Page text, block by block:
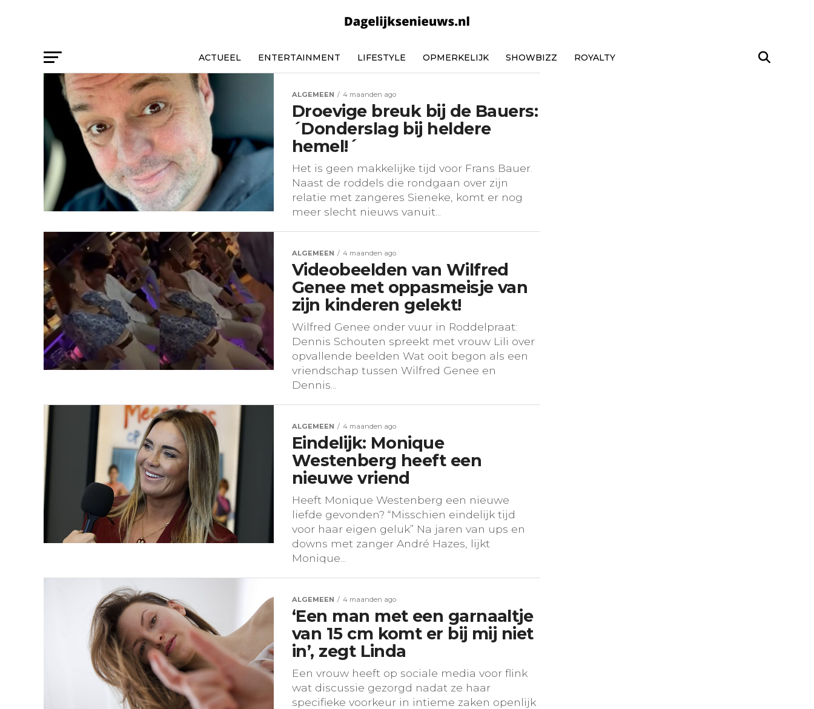
ACTUEEL ENTERTAINMENT LIFESTYLE OPMERKELIJK SHOWBIZZ ROYALTY
ALGEMEEN 4 maanden ago
Droevige breuk bij de Bauers:
´Donderslag bij heldere
hemel!´
Het is geen makkelijke tijd voor Frans Bauer.
Naast de roddels die rondgaan over zijn
relatie met zangeres Sieneke, komt er nog
meer slecht nieuws vanuit...
ALGEMEEN 4 maanden ago
Videobeelden van Wilfred
Genee met oppasmeisje van
zijn kinderen gelekt!
Wilfred Genee onder vuur in Roddelpraat:
Dennis Schouten spreekt met vrouw Lili over
opvallende beelden Wat ooit begon als een
vriendschap tussen Wilfred Genee en
Dennis...
ALGEMEEN 4 maanden ago
Eindelijk: Monique
Westenberg heeft een
nieuwe vriend
Heeft Monique Westenberg een nieuwe
liefde gevonden? “Misschien eindelijk tijd
voor haar eigen geluk” Na jaren van ups en
downs met zanger André Hazes, lijkt
Monique...
ALGEMEEN 4 maanden ago
‘Een man met een garnaaltje
van 15 cm komt er bij mij niet
in’, zegt Linda
Een vrouw heeft op sociale media voor flink
wat discussie gezorgd nadat ze haar
specifieke voorkeur in intieme zaken openlijk